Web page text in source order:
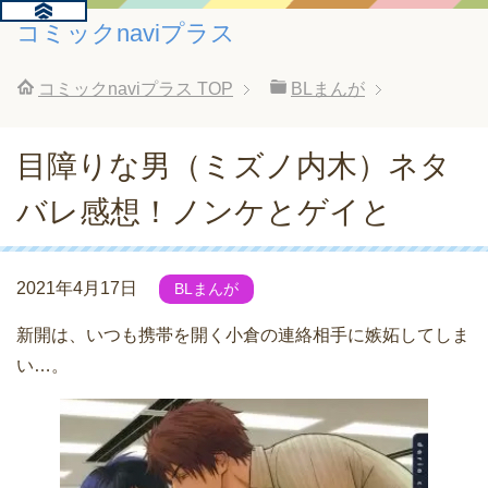
コミックnaviプラス
コミックnaviプラス TOP BLまんが
目障りな男（ミズノ内木）ネタ
バレ感想！ノンケとゲイと
2021年4月17日 BLまんが
新開は、いつも携帯を開く小倉の連絡相手に嫉妬してしま
い…。